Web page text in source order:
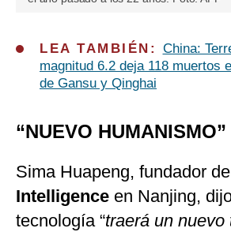
LEA TAMBIÉN: China:
magnitud 6.2 deja 118 muertos
de Gansu y Qinghai
“NUEVO HUMANISMO”
Sima Huapeng, fundador de
Intelligence en Nanjing,
tecnología “traerá un nuevo